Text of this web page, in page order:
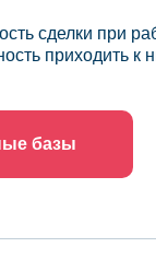
сделки при
приходить
базы